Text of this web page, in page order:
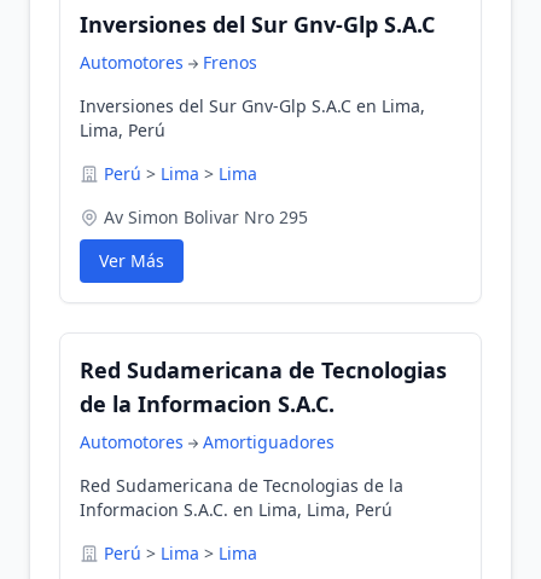
Inversiones del Sur Gnv-Glp S.A.C
Automotores
Frenos
Inversiones del Sur Gnv-Glp S.A.C en Lima,
Lima, Perú
Perú > Lima > Lima
Av Simon Bolivar Nro 295
Ver Más
Red Sudamericana de Tecnologias
de la Informacion S.A.C.
Automotores
Amortiguadores
Red Sudamericana de Tecnologias de la
Informacion S.A.C. en Lima, Lima, Perú
Perú > Lima > Lima